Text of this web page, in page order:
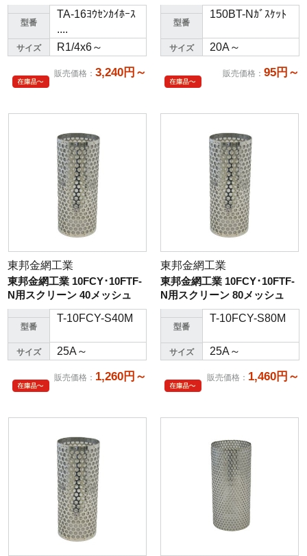
型番
TA-16ﾖｳｾﾝｶｲﾎｰｽ
....
サイズ R1/4x6～
販売価格 ： 3,240円～
型番
150BT-Nｶﾞｽｹｯﾄ
サイズ 20A～
販売価格 ： 95円～
東邦金網工業
東邦金網工業 10FCY･10FTF-
N用スクリーン 40メッシュ
型番
T-10FCY-S40M
サイズ 25A～
販売価格 ： 1,260円～
東邦金網工業
東邦金網工業 10FCY･10FTF-
N用スクリーン 80メッシュ
型番
T-10FCY-S80M
サイズ 25A～
販売価格 ： 1,460円～